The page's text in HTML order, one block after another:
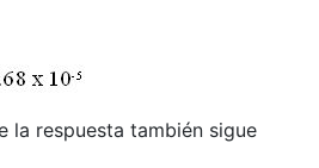
la respuesta también sigue